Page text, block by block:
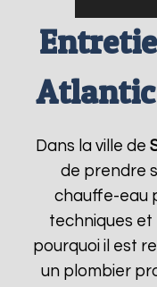
Atlantic
Dans la ville de
de prendre
chauffe-eau
techniques et
pourquoi il est
un plombier